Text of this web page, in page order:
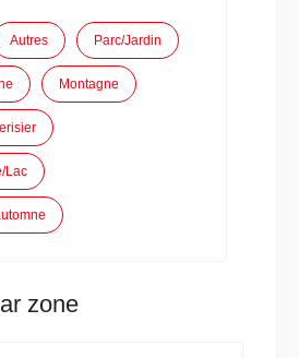
Autres Parc/Jardin
Montagne
Lac
zone